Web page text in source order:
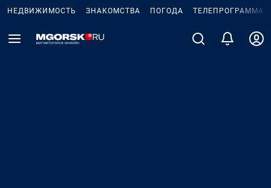
НЕДВИЖИМОСТЬ ЗНАКОМСТВА ПОГОДА ТЕЛЕПРОГРАММА